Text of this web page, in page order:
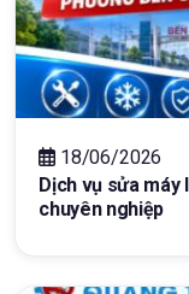
18/06/2026
Dịch vụ sửa máy
chuyên nghiệp